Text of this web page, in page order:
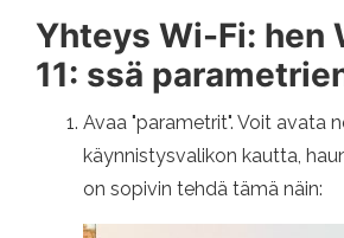
Yhteys Wi-Fi: hen
11: ssä
Avaa "parametrit". Voit avata
käynnistysvalikon kautta,
on sopivin tehdä tämä näin: